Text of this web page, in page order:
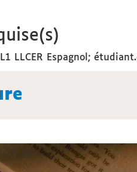
LLCER Espagnol;